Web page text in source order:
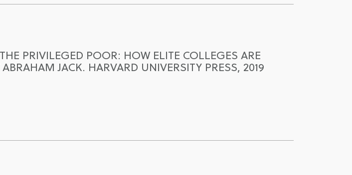
PRIVILEGED POOR: HOW ELITE COLLEGES ARE
JACK. HARVARD UNIVERSITY PRESS, 2019